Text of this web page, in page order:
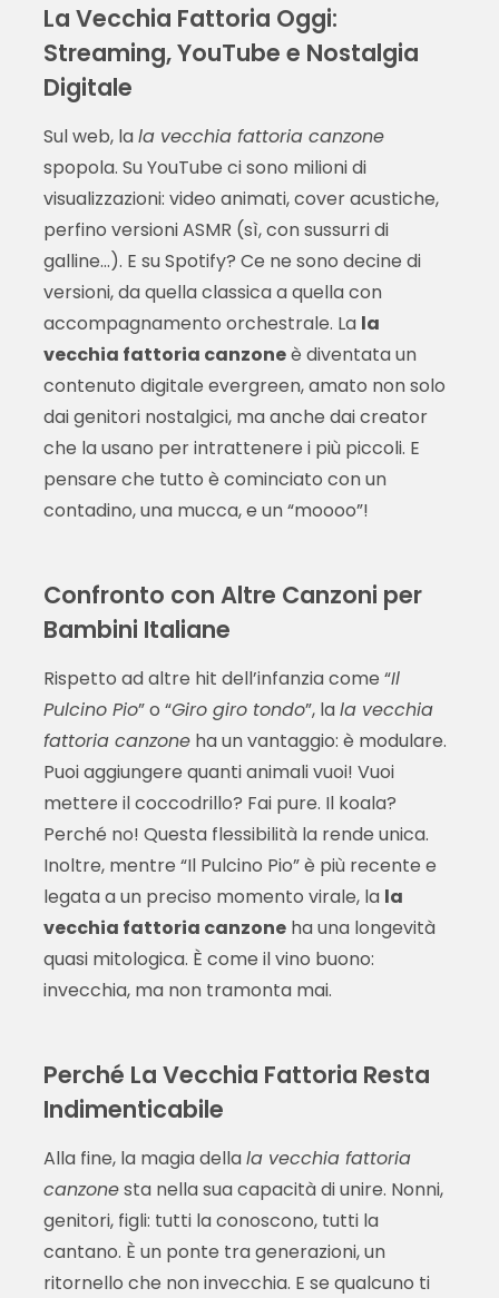
La Vecchia Fattoria Oggi:
Streaming, YouTube e Nostalgia
Digitale
Sul web, lala vecchia fattoria canzone
spopola. Su YouTube ci sono milioni di
visualizzazioni: video animati, cover acustiche,
perfino versioni ASMR (sì, con sussurri di
galline…). E su Spotify? Ce ne sono decine di
versioni, da quella classica a quella con
accompagnamento orchestrale. La la
vecchia fattoria canzoneè diventata un
contenuto digitale evergreen, amato non solo
dai genitori nostalgici, ma anche dai creator
che la usano per intrattenere i più piccoli. E
pensare che tutto è cominciato con un
contadino, una mucca, e un “moooo”!
Confronto con Altre Canzoni per
Bambini Italiane
Rispetto ad altre hit dell’infanzia come “Il
Pulcino Pio” o “Giro giro tondo”, lala vecchia
fattoria canzoneha un vantaggio: è modulare.
Puoi aggiungere quanti animali vuoi! Vuoi
mettere il coccodrillo? Fai pure. Il koala?
Perché no! Questa flessibilità la rende unica.
Inoltre, mentre “Il Pulcino Pio” è più recente e
legata a un preciso momento virale, la la
vecchia fattoria canzoneha una longevità
quasi mitologica. È come il vino buono:
invecchia, ma non tramonta mai.
Perché La Vecchia Fattoria Resta
Indimenticabile
Alla fine, la magia dellala vecchia fattoria
canzonesta nella sua capacità di unire. Nonni,
genitori, figli: tutti la conoscono, tutti la
cantano. È un ponte tra generazioni, un
ritornello che non invecchia. E se qualcuno ti